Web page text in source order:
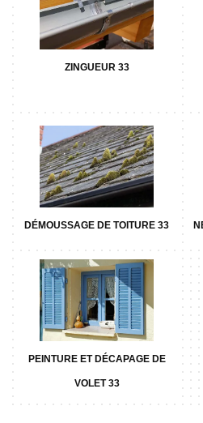
ZINGUEUR 33
DÉMOUSSAGE DE TOITURE 33
PEINTURE ET DÉCAPAGE DE
VOLET 33